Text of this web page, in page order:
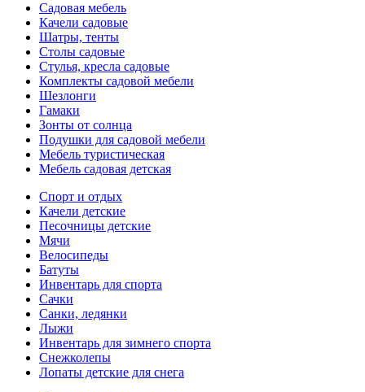
Садовая мебель
Качели садовые
Шатры, тенты
Столы садовые
Стулья, кресла садовые
Комплекты садовой мебели
Шезлонги
Гамаки
Зонты от солнца
Подушки для садовой мебели
Мебель туристическая
Мебель садовая детская
Спорт и отдых
Качели детские
Песочницы детские
Мячи
Велосипеды
Батуты
Инвентарь для спорта
Сачки
Санки, ледянки
Лыжи
Инвентарь для зимнего спорта
Снежколепы
Лопаты детские для снега